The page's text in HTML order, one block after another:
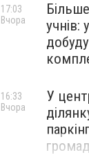
учнів:
17:03
Вчора
У
16:33
Вчора